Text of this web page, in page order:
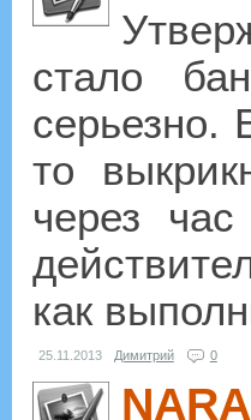
стало
серьезно.
то
через
как
25.11.2013 Димитрий 0